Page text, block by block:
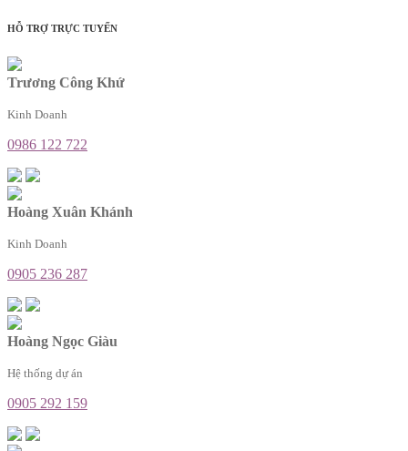
HỖ TRỢ TRỰC TUYẾN
Trương Công Khứ
Kinh Doanh
0986 122 722
Hoàng Xuân Khánh
Kinh Doanh
0905 236 287
Hoàng Ngọc Giàu
Hệ thống dự án
0905 292 159